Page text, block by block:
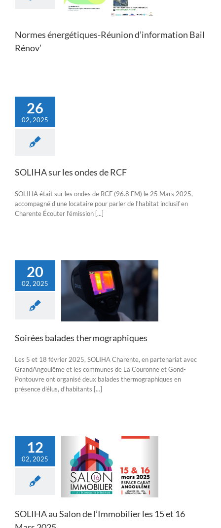
Normes énergétiques-Réunion d’information Bail
Rénov’
26
02, 2025
SOLIHA sur les ondes de RCF
SOLIHA était sur les ondes de RCF (96.8 FM) le 25 Mars 2025,
accompagné d'une locataire pour parler de l'habitat inclusif en
Charente Écouter l'émission [...]
20
02, 2025
balades
Soirées balades thermographiques
Les 5 et 18 février 2025, SOLIHA Charente, en partenariat avec
GrandAngoulême et les communes de La Couronne et Gond-
Pontouvre ont organisé deux balades thermographiques en
présence d'élus, d'habitants [...]
12
02, 2025
au Salon de
SOLIHA au Salon de l’Immobilier les 15 et 16